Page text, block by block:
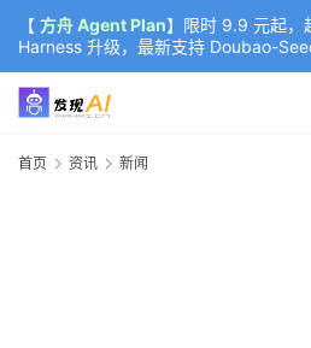
【 方舟 Agent Plan】限时 9.9 元起，
Harness 升级，最新支持 Doubao-
K3（部分）、GLM-5.2
首页 资讯 新闻